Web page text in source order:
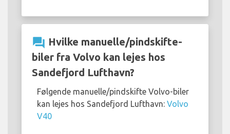
question_answer Hvilke manuelle/pindskifte-
biler fra Volvo kan lejes hos
Sandefjord Lufthavn?
Følgende manuelle/pindskifte Volvo-biler
kan lejes hos Sandefjord Lufthavn: Volvo
V40